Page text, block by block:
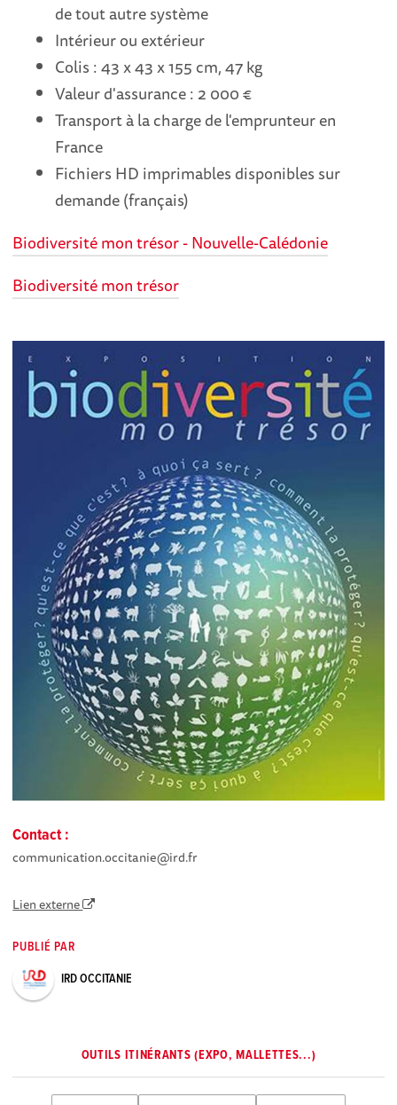
de tout autre système
Intérieur ou extérieur
Colis : 43 x 43 x 155 cm, 47 kg
Valeur d'assurance : 2 000 €
Transport à la charge de l'emprunteur en
France
Fichiers HD imprimables disponibles sur
demande (français)
Biodiversité mon trésor - Nouvelle-Calédonie
Biodiversité mon trésor
Contact :
communication.occitanie@ird.fr
Lien externe
PUBLIÉ PAR
IRD OCCITANIE
OUTILS ITINÉRANTS (EXPO, MALLETTES...)